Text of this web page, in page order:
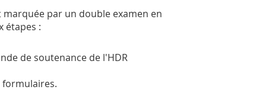
par un double examen en
étapes :
de soutenance de l'HDR
formulaires.